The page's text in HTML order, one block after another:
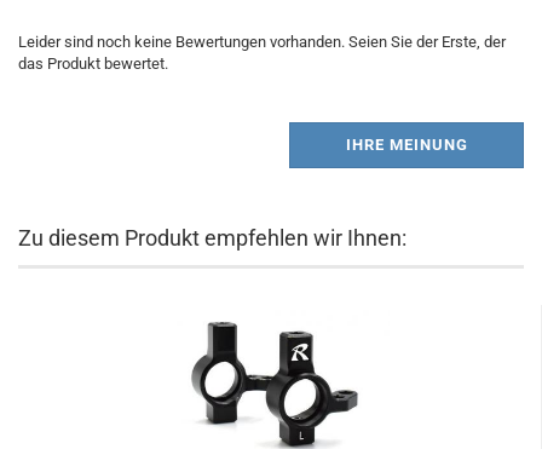
Leider sind noch keine Bewertungen vorhanden. Seien Sie der Erste, der
das Produkt bewertet.
IHRE MEINUNG
Zu diesem Produkt empfehlen wir Ihnen: